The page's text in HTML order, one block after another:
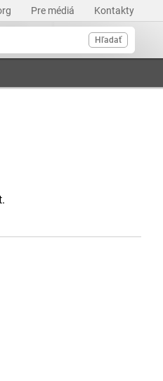
Pre médiá Kontakty
Hľadať